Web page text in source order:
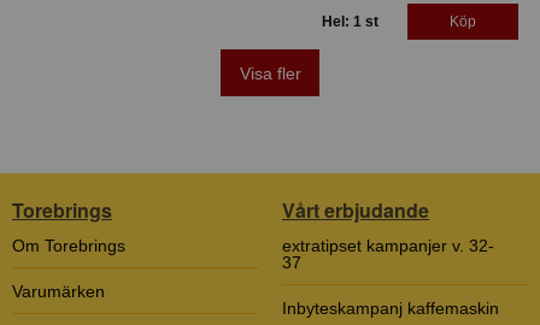
Hel: 1 st Köp
Visa fler
Torebrings
Om Torebrings
Varumärken
Vårt erbjudande
extratipset kampanjer v. 32-
37
Inbyteskampanj kaffemaskin